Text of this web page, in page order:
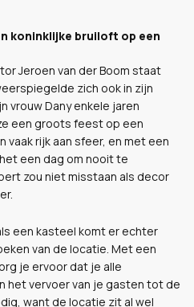
koninklijke bruiloft op een
Jeroen van der Boom staat
zich ook in zijn
vrouw Dany enkele jaren
een groots feest op een
rijk aan sfeer, en met een
een dag om nooit te
zou niet misstaan als decor
een kasteel komt er echter
van de locatie. Met een
je ervoor dat je alle
het vervoer van je gasten tot de
want de locatie zit al wel